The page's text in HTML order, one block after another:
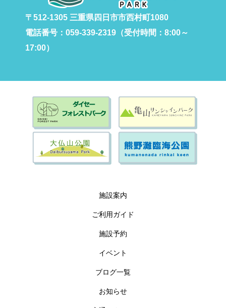
〒512-1305 三重県四日市市西村町1080
電話番号：059-339-2319（受付時間：8:00～
17:00）
施設案内
ご利用ガイド
施設予約
イベント
ブログ一覧
お知らせ